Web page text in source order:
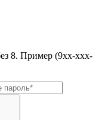
8. Пример (9хх-ххх-